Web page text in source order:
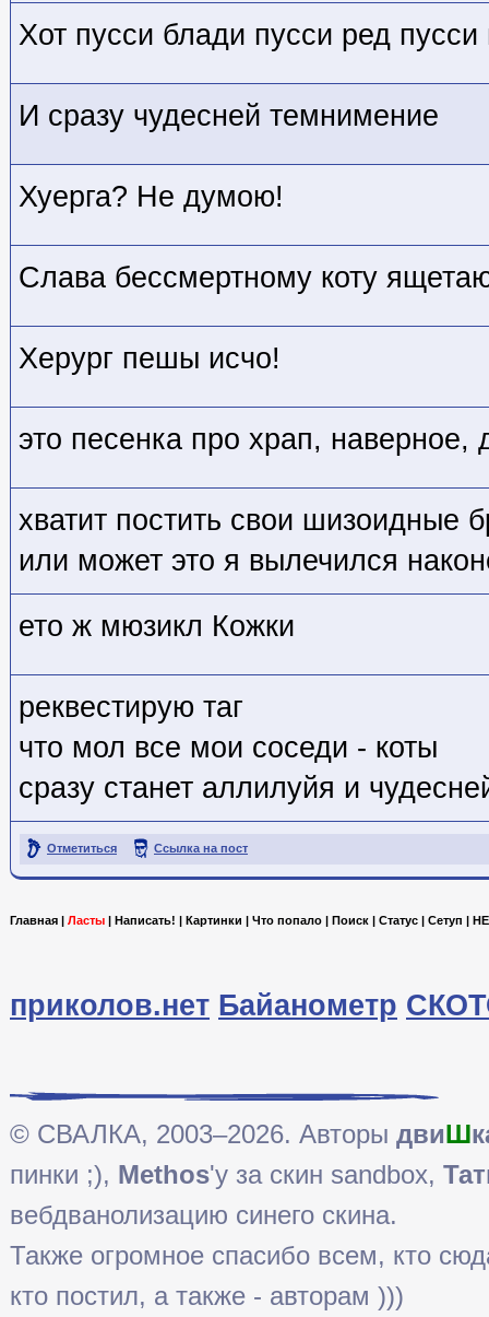
Хот пусси блади пусси ред пусси
И сразу чудесней темнимение
Хуерга? Не думою!
Слава бессмертному коту
Херург пешы исчо!
это песенка про храп, наверное,
хватит постить свои шизоидные
или может это я вылечился
ето ж мюзикл Кожки
реквестирую таг
что мол все мои соседи - коты
сразу станет аллилуйя и
Отметиться Ссылка на пост
Главная | Ласты | Написать! | Картинки | Что попало | Поиск | Статус | Сетуп |
приколов.нет Байанометр
© СВАЛКА, 2003–2026. Авторы двиШ
пинки ;), Methos'у за скин sandbox,
вебдванолизацию синего скина.
Также огромное спасибо всем, кто
кто постил, а также - авторам )))